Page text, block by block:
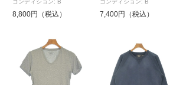
コンディション: B
8,800円（税込）
コンディション: B
7,400円（税込）